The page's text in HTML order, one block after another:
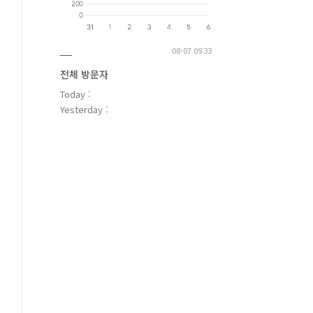
08-07 09:33
전체 방문자
Today :
Yesterday :